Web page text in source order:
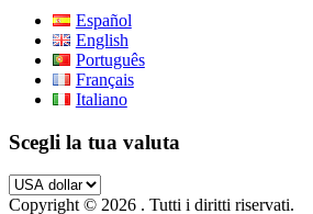
Español
English
Português
Français
Italiano
Scegli la tua valuta
Copyright © 2026 . Tutti i diritti riservati.